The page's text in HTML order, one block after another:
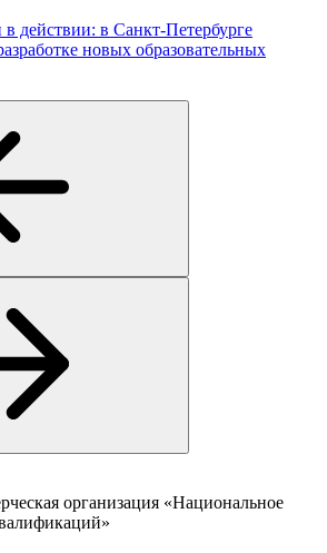
действии: в Санкт-Петербурге
новых образовательных
организация «Национальное